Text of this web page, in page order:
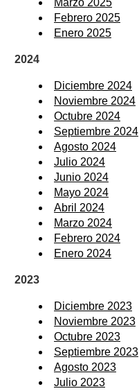
Marzo 2025
Febrero 2025
Enero 2025
2024
Diciembre 2024
Noviembre 2024
Octubre 2024
Septiembre 2024
Agosto 2024
Julio 2024
Junio 2024
Mayo 2024
Abril 2024
Marzo 2024
Febrero 2024
Enero 2024
2023
Diciembre 2023
Noviembre 2023
Octubre 2023
Septiembre 2023
Agosto 2023
Julio 2023